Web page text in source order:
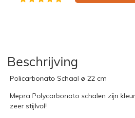
Beschrijving
Policarbonato Schaal ø 22 cm
Mepra Polycarbonato schalen zijn
zeer stijlvol!